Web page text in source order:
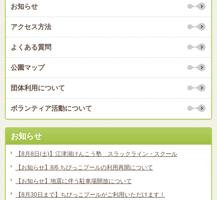
お知らせ
アクセス方法
よくある質問
公園マップ
団体利用について
ボランティア活動について
お知らせ
【8月8日(土)】江津湖けんこう塾 スラックライン・スクール
【お知らせ】8/6 ちびっこプールの利用再開について
【お知らせ】地震に伴う駐車場開放について
【8月30日まで】ちびっこプールがご利用いただけます！